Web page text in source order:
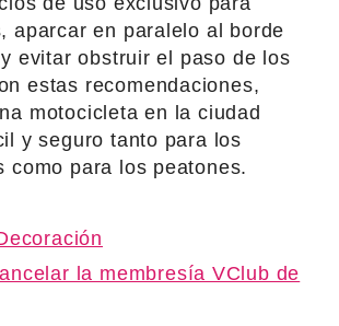
aparcar en paralelo al borde
evitar obstruir el paso de los
estas recomendaciones,
motocicleta en la ciudad
y seguro tanto para los
como para los peatones.
la membresía VClub de